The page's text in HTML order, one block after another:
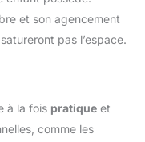
et son agencement
pas l’espace.
à la fois pratique et
comme les